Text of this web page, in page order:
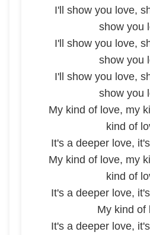
I'll show you love,
show you
I'll show you love,
show you
I'll show you love,
show you
My kind of love, my
kind of
It's a deeper love,
My kind of love, my
kind of
It's a deeper love,
My kind of
It's a deeper love,